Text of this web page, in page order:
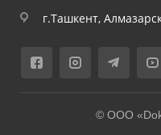
г.Ташкент,
© ООО